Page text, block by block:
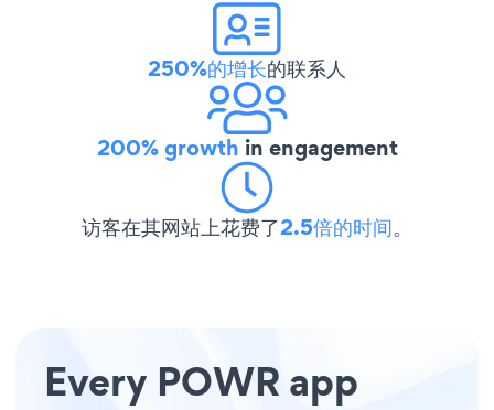
250%的增长的联系人
200% growth in engagement
访客在其网站上花费了2.5倍的时间。
Every POWR app